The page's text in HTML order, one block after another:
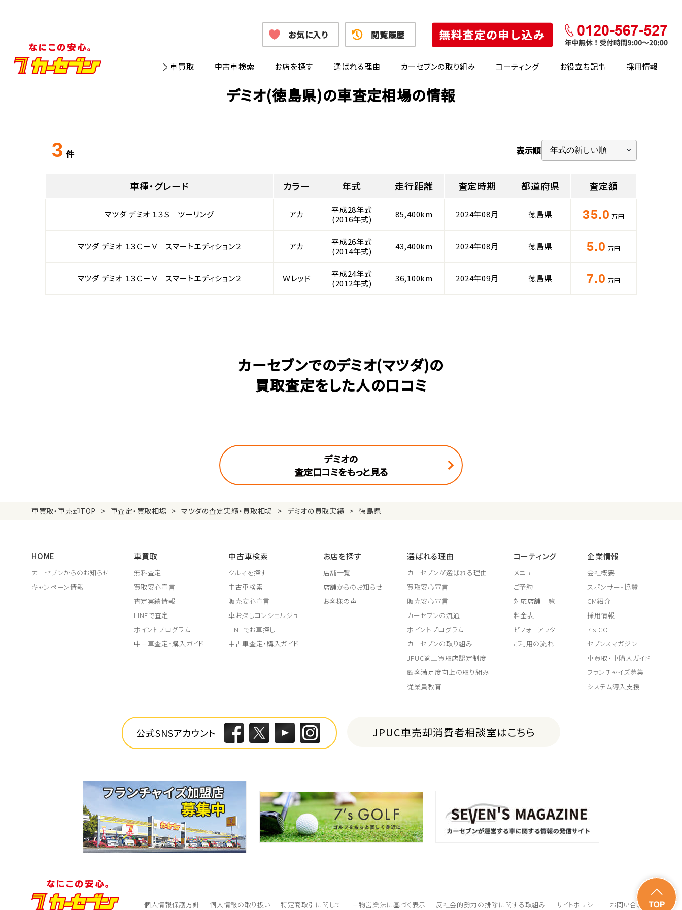
車買取 中古車検索 お店を探す 選ばれる理由 カーセブンの取り組み コーティング お役立ち記事 採用情報
お気に入り 閲覧履歴
デミオ(徳島県)の車査定相場の情報
3 件 表示順
車種・グレード カラー 年式 走行距離 査定時期 都道府県 査定額
マツダ デミオ １３Ｓ ツーリング アカ
平成28年式
(2016年式)
85,400km 2024年08月 徳島県 35.0 万円
マツダ デミオ １３Ｃ－Ｖ スマートエディション２ アカ
平成26年式
(2014年式)
43,400km 2024年08月 徳島県 5.0 万円
マツダ デミオ １３Ｃ－Ｖ スマートエディション２ Ｗレッド
平成24年式
(2012年式)
36,100km 2024年09月 徳島県 7.0 万円
カーセブンでのデミオ(マツダ)の
買取査定をした人の口コミ
デミオの
査定口コミをもっと見る
車買取・車売却TOP 車査定・買取相場 マツダの査定実績・買取相場 デミオの買取実績 徳島県
HOME
カーセブンからのお知らせ
キャンペーン情報
車買取
無料査定
買取安心宣言
査定実績情報
LINEで査定
ポイントプログラム
中古車査定・購入ガイド
中古車検索
クルマを探す
中古車検索
販売安心宣言
車お探しコンシェルジュ
LINEでお車探し
中古車査定・購入ガイド
お店を探す
店舗一覧
店舗からのお知らせ
お客様の声
選ばれる理由
カーセブンが選ばれる理由
買取安心宣言
販売安心宣言
カーセブンの流通
ポイントプログラム
カーセブンの取り組み
JPUC適正買取店認定制度
顧客満足度向上の取り組み
従業員教育
コーティング
メニュー
ご予約
対応店舗一覧
料金表
ビフォーアフター
ご利用の流れ
企業情報
会社概要
スポンサー・協賛
CM紹介
採用情報
7's GOLF
セブンスマガジン
車買取・車購入ガイド
フランチャイズ募集
システム導入支援
公式SNSアカウント JPUC車売却消費者相談室はこちら
個人情報保護方針 個人情報の取り扱い 特定商取引に関して 古物営業法に基づく表示 反社会的勢力の排除に関する取組み サイトポリシー お問い合わせ